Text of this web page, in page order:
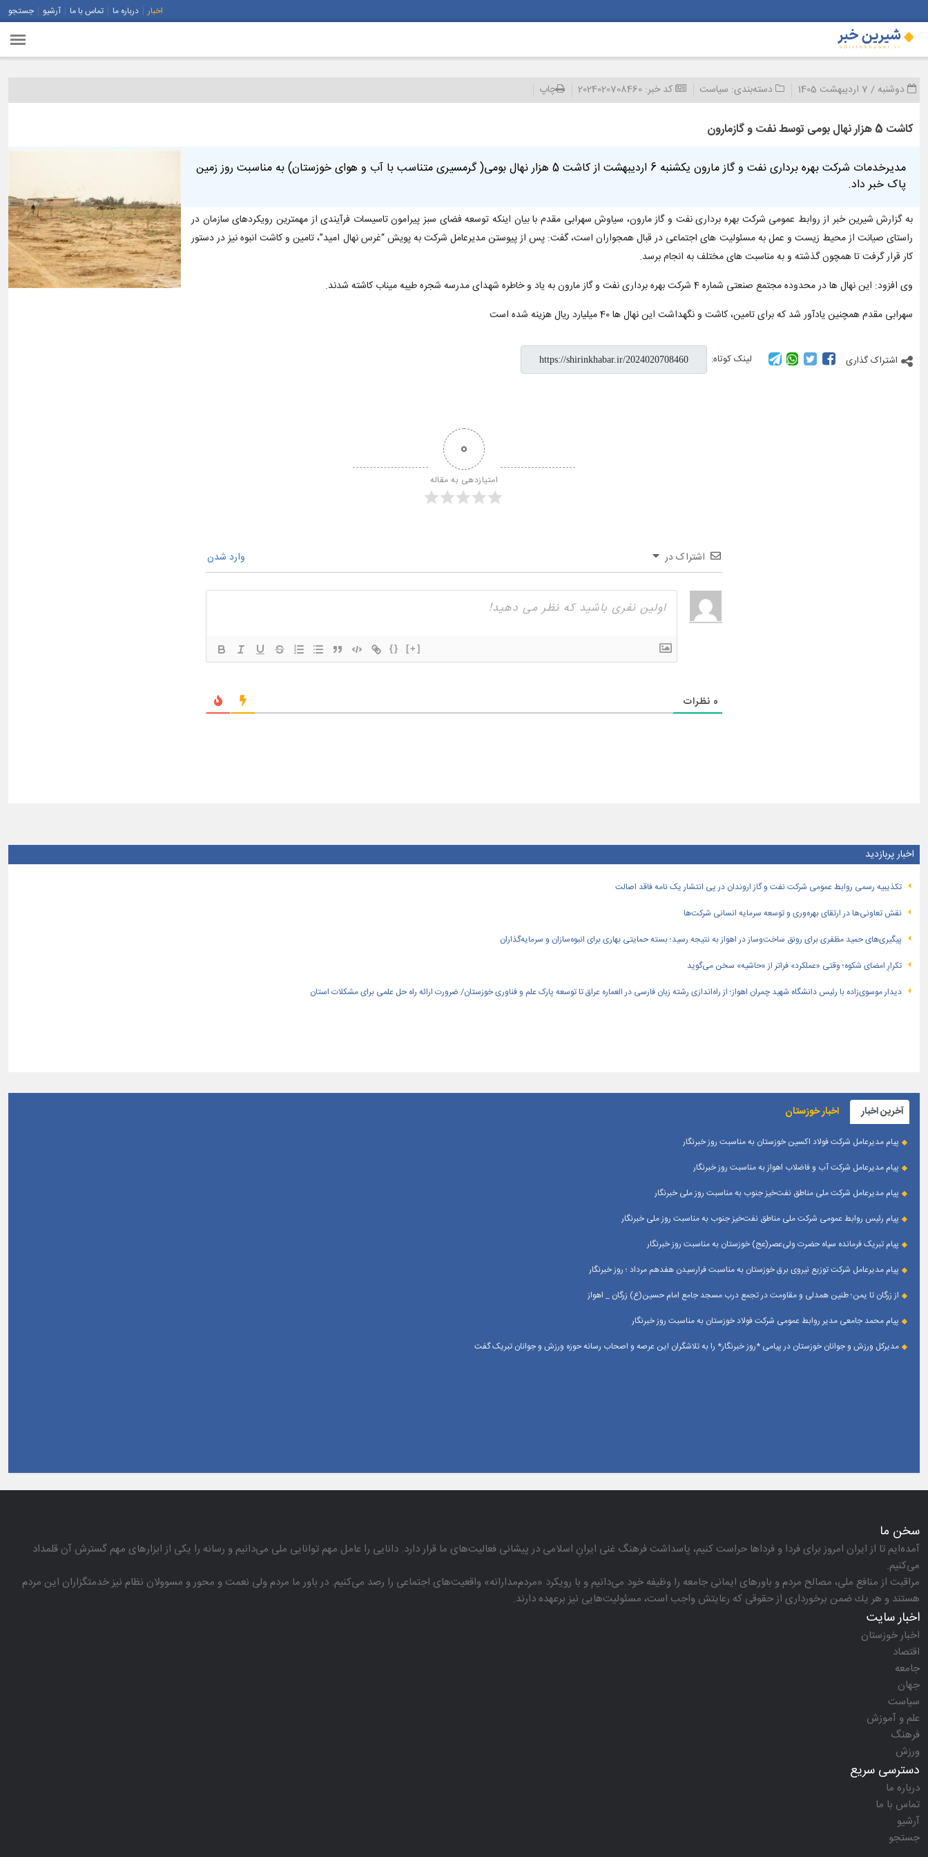
اخبار درباره ما تماس با ما آرشیو جستجو
دوشنبه / 7 اردیبهشت 1405 دسته‌بندی: سیاست کد خبر: 2024020708460 چاپ
كاشت 5 هزار نهال بومی توسط نفت و گازمارون
مدیرخدمات شرکت بهره برداری نفت و گاز مارون یکشنبه 6 اردیبهشت از کاشت 5 هزار نهال بومی( گرمسیری متناسب با آب و هوای خوزستان) به مناسبت روز زمین
پاک خبر داد.
به گزارش شیرین خبر از روابط عمومی شرکت بهره برداری نفت و گاز مارون، سیاوش سهرابی مقدم با بیان اینکه توسعه فضای سبز پیرامون تاسیسات فرآیندی از مهمترین رویکردهای سازمان در
راستای صیانت از محیط زیست و عمل به مسئولیت های اجتماعی در قبال همجواران است، گفت: پس از پیوستن مدیرعامل شرکت به پویش “غرس نهال امید”، تامین و کاشت انبوه نیز در دستور
کار قرار گرفت تا همچون گذشته و به مناسبت های مختلف به انجام برسد.
وی افزود: این نهال ها در محدوده مجتمع صنعتی شماره 4 شرکت بهره برداری نفت و گاز مارون به یاد و خاطره شهدای مدرسه شجره طیبه میناب کاشته شدند.
سهرابی مقدم همچنین یادآور شد که برای تامین، کاشت و نگهداشت این نهال ها 40 میلیارد ریال هزینه شده است
اشتراک گذاری لینک کوتاه:
0
امتیازدهی به مقاله
اشتراک در وارد شدن
{} [+]
0 نظرات
اخبار پربازدید
تكذیبیه رسمی روابط عمومی شركت نفت و گاز اروندان در پی انتشار یک نامه فاقد اصالت
نقش تعاونی‌ها در ارتقای بهره‌وری و توسعه سرمایه انسانی شرکت‌ها
پیگیری‌های حمید مظفری برای رونق ساخت‌وساز در اهواز به نتیجه رسید؛ بسته حمایتی بهاری برای انبوه‌سازان و سرمایه‌گذاران
تکرارِ امضای شکوه؛ وقتی «عملکرد» فراتر از «حاشیه» سخن می‌گوید
دیدار موسوی‌زاده با رئیس دانشگاه شهید چمران اهواز؛ از راه‌اندازی رشته زبان فارسی در العماره عراق تا توسعه پارک علم و فناوری خوزستان/ ضرورت ارائه راه حل علمی برای مشکلات استان
آخرین اخبار اخبار خوزستان
پیام مدیرعامل شرکت فولاد اکسین خوزستان به مناسبت روز خبرنگار
پیام مدیرعامل شرکت آب و فاضلاب اهواز به مناسبت روز خبرنگار
پیام مدیرعامل شركت ملی مناطق نفت‌خیز جنوب به مناسبت روز ملی خبرنگار
پیام رئیس روابط عمومی شركت ملی مناطق نفت‌خیز جنوب به مناسبت روز ملی خبرنگار
پیام تبریک فرمانده سپاه حضرت ولی‌عصر(عج) خوزستان به مناسبت روز خبرنگار
پیام مدیرعامل شرکت توزیع نیروی برق خوزستان به مناسبت فرارسیدن هفدهم مرداد ؛ روز خبرنگار
از زرگان تا یمن؛ طنین همدلی و مقاومت در تجمع درب مسجد جامع امام حسین(ع) زرگان _ اهواز
پیام محمد جامعی مدیر روابط عمومی شرکت فولاد خوزستان به مناسبت روز خبرنگار
مدیرکل ورزش و جوانان خوزستان در پیامی *روز خبرنگار* را به تلاشگران این عرصه و اصحاب رسانه حوزه ورزش و جوانان تبریک گفت
سخن ما
آمده‌ایم تا از ایران امروز برای فردا و فرداها حراست كنیم، پاسداشت فرهنگ غنی ایرانِ اسلامی در پیشانی فعالیت‌های ما قرار دارد. دانایی را عامل مهم توانایی ملی می‌دانیم و رسانه را یكی از ابزارهای مهم گسترش آن قلمداد
می‌كنیم.
مراقبت از منافع ملی، مصالح مردم و باورهای ایمانی جامعه را وظیفه خود می‌دانیم و با رویكرد «مردم‌مدارانه‌» واقعیت‌های اجتماعی را رصد می‌كنیم. در باور ما مردم ولی نعمت و محور و مسوولان نظام نیز خدمتگزاران این مردم
هستند و هر یك ضمن برخورداری از حقوقی كه رعایتش واجب است، مسئولیت‌هایی نیز برعهده دارند.
اخبار سایت
اخبار خوزستان
اقتصاد
جامعه
جهان
سیاست
علم و آموزش
فرهنگ
ورزش
دسترسی سریع
درباره ما
تماس با ما
آرشیو
جستجو